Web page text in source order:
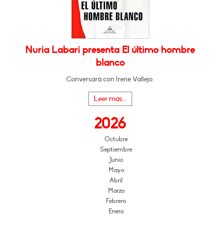
Nuria Labari presenta El último hombre
blanco
Conversará con Irene Vallejo.
Leer más...
2026
Octubre
Septiembre
Junio
Mayo
Abril
Marzo
Febrero
Enero